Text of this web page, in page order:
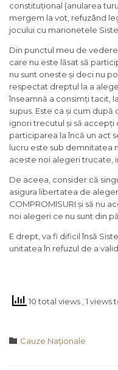
constituțional (anularea
mergem la vot, refuzând
jocului cu marionetele
Din punctul meu de
care nu este lăsat să
nu sunt oneste și deci nu
respectat dreptul la a
înseamnă a consimți tacit,
supus. Este ca și cum
ignori trecutul și să
participarea la încă un act
lucru este sub demnitatea
aceste noi alegeri trucate,
De aceea, consider că
asigura libertatea de
COMPROMISURI și să nu
noi alegeri ce nu sunt din
E drept, va fi dificil însă
unitatea în refuzul de a
10 total views , 1 views
 Category
Cauze Naţionale